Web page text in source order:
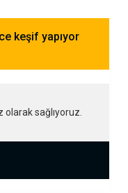
keşif yapıyor
sağlıyoruz.